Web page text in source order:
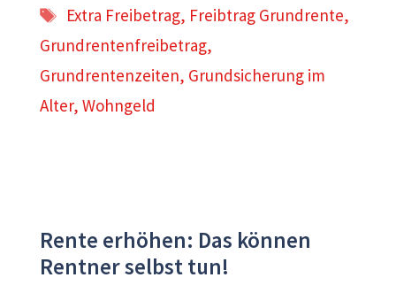
Schlagwörter
Extra Freibetrag, Freibtrag Grundrente,
Grundrentenfreibetrag,
Grundrentenzeiten, Grundsicherung im
Alter, Wohngeld
Rente erhöhen: Das können
Rentner selbst tun!